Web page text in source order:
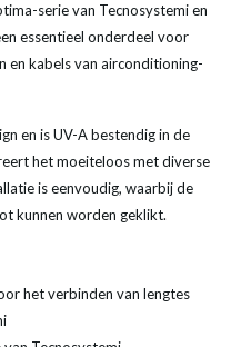
serie van Tecnosystemi en
essentieel onderdeel voor
en kabels van airconditioning-
en is UV-A bestendig in de
het moeiteloos met diverse
is eenvoudig, waarbij de
kunnen worden geklikt.
het verbinden van lengtes